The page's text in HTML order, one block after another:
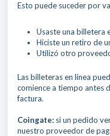
Esto puede suceder por
Usaste una billetera
Hiciste un retiro de
Utilizó otro
Las billeteras en línea
comience a tiempo antes
factura.
Coingate: si un pedido
nuestro proveedor de